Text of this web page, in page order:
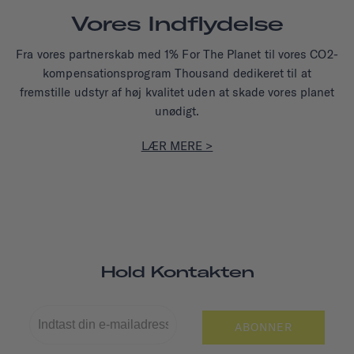
Vores Indflydelse
Fra vores partnerskab med 1% For The Planet til vores CO2-
kompensationsprogram Thousand dedikeret til at
fremstille udstyr af høj kvalitet uden at skade vores planet
unødigt.
LÆR MERE >
Hold Kontakten
ABONNER